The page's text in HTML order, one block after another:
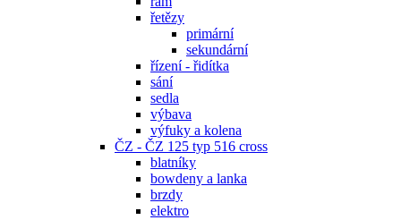
řetězy
primární
sekundární
řízení - řidítka
sání
sedla
výbava
výfuky a kolena
ČZ - ČZ 125 typ 516 cross
blatníky
bowdeny a lanka
brzdy
elektro